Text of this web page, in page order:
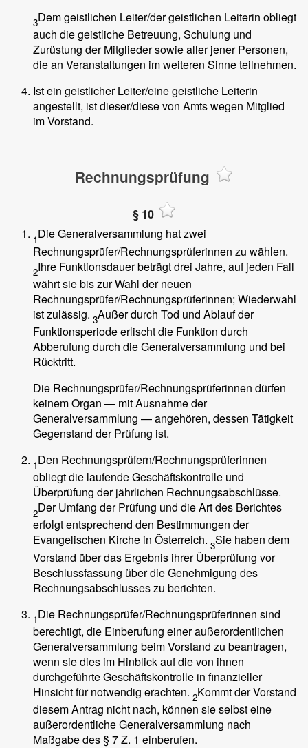
3Dem geistlichen Leiter/der geistlichen Leiterin obliegt
auch die geistliche Betreuung, Schulung und
Zurüstung der Mitglieder sowie aller jener Personen,
die an Veranstaltungen im weiteren Sinne teilnehmen.
Ist ein geistlicher Leiter/eine geistliche Leiterin
angestellt, ist dieser/diese von Amts wegen Mitglied
im Vorstand.
Rechnungsprüfung
§ 10
1Die Generalversammlung hat zwei
Rechnungsprüfer/Rechnungsprüferinnen zu wählen.
2Ihre Funktionsdauer beträgt drei Jahre, auf jeden Fall
währt sie bis zur Wahl der neuen
Rechnungsprüfer/Rechnungsprüferinnen; Wiederwahl
ist zulässig. 3Außer durch Tod und Ablauf der
Funktionsperiode erlischt die Funktion durch
Abberufung durch die Generalversammlung und bei
Rücktritt.
Die Rechnungsprüfer/Rechnungsprüferinnen dürfen
keinem Organ — mit Ausnahme der
Generalversammlung — angehören, dessen Tätigkeit
Gegenstand der Prüfung ist.
1Den Rechnungsprüfern/Rechnungsprüferinnen
obliegt die laufende Geschäftskontrolle und
Überprüfung der jährlichen Rechnungsabschlüsse.
2Der Umfang der Prüfung und die Art des Berichtes
erfolgt entsprechend den Bestimmungen der
Evangelischen Kirche in Österreich. 3Sie haben dem
Vorstand über das Ergebnis ihrer Überprüfung vor
Beschlussfassung über die Genehmigung des
Rechnungsabschlusses zu berichten.
1Die Rechnungsprüfer/Rechnungsprüferinnen sind
berechtigt, die Einberufung einer außerordentlichen
Generalversammlung beim Vorstand zu beantragen,
wenn sie dies im Hinblick auf die von ihnen
durchgeführte Geschäftskontrolle in finanzieller
Hinsicht für notwendig erachten. 2Kommt der Vorstand
diesem Antrag nicht nach, können sie selbst eine
außerordentliche Generalversammlung nach
Maßgabe des § 7 Z. 1 einberufen.